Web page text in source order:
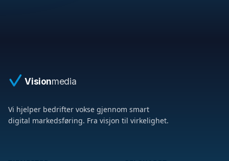
Visionmedia
Vi hjelper bedrifter vokse gjennom smart
digital markedsføring. Fra visjon til virkelighet.